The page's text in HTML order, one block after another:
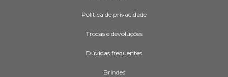
Política de privacidade
Trocas e devoluções
Dúvidas frequentes
Brindes